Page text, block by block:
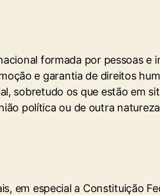
formada por pessoas e
e garantia de direitos
sobretudo os que estão em
política ou de outra
em especial a Constituição